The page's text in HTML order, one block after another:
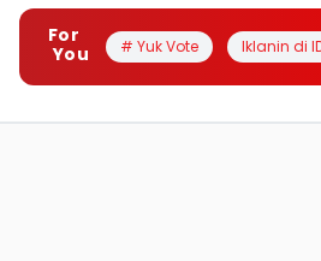
For
You
# Yuk Vote Iklanin di